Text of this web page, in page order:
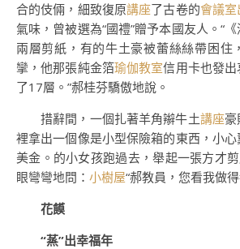
合的伎倆，細致復原講座了古卷的會議室
氣味，曾被選為“國禮”贈予本國友人。“
兩層剪紙，有的牛土豪被蕾絲絲帶困住
攣，他那張純金箔瑜伽教室信用卡也發
了17層。”郝桂芬驕傲地說。
措辭間，一個扎著羊角辮牛土講座豪
裡拿出一個像是小型保險箱的東西，小
美金。的小女孩跑過去，舉起一張方才
眼彎彎地問： 小樹屋“郝教員，您看我做
花饃
“蒸”出幸福年